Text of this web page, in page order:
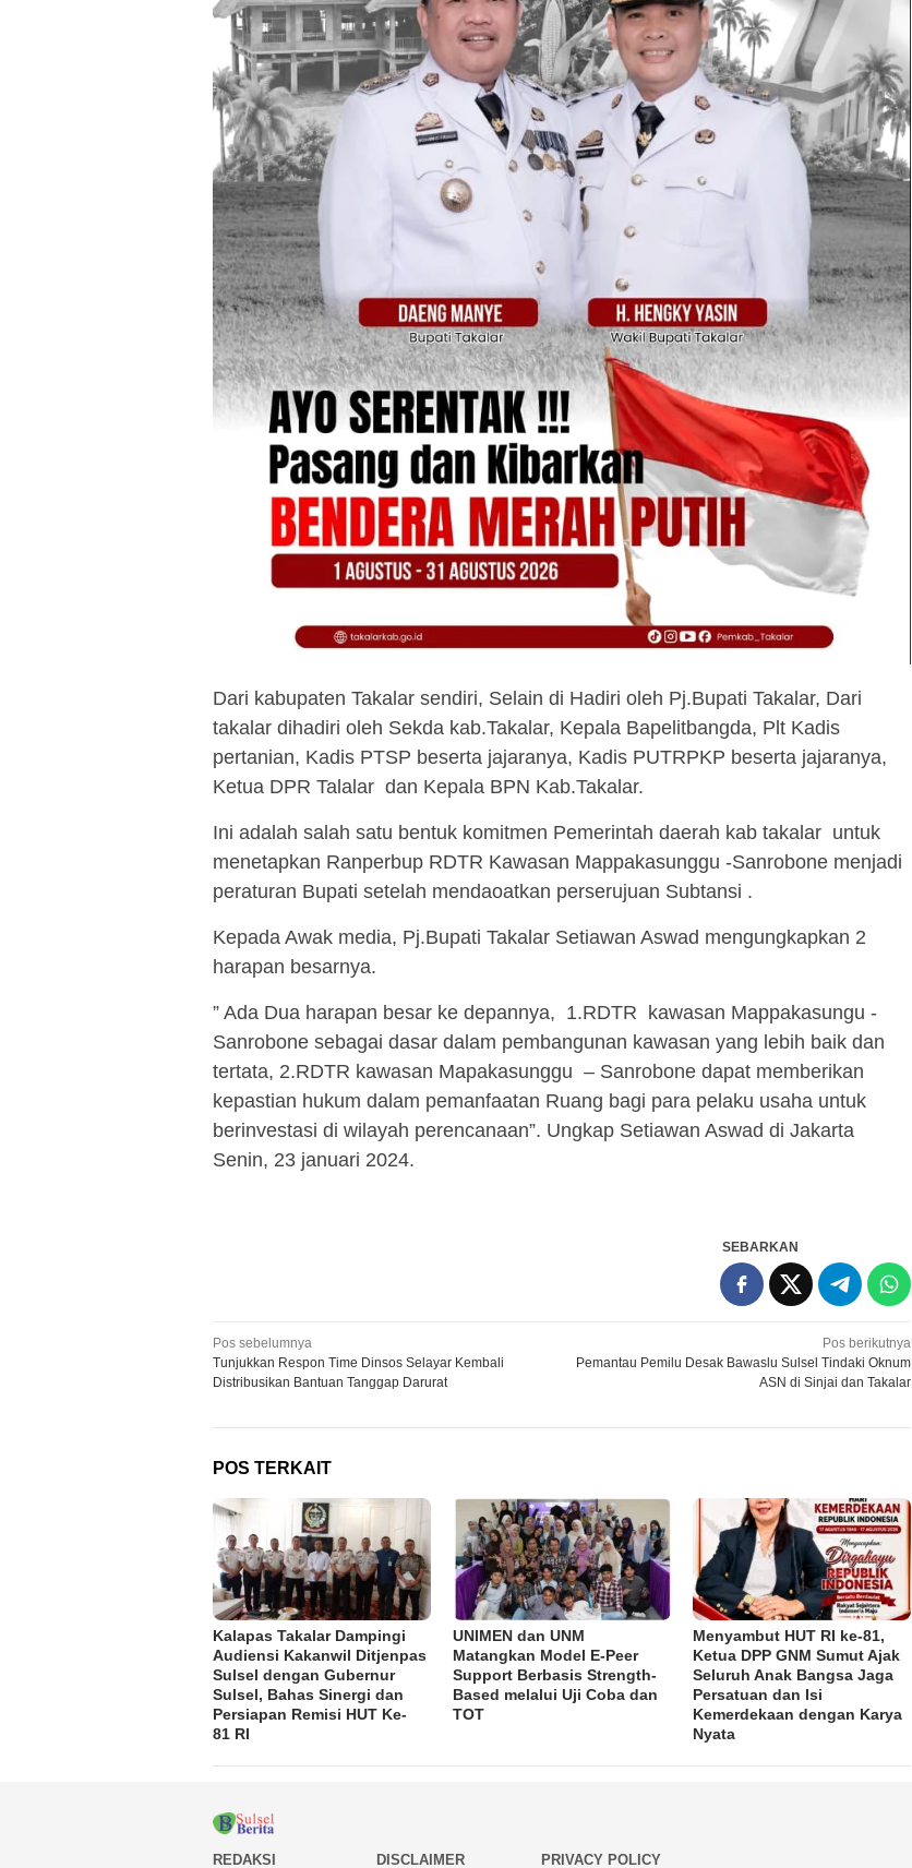
Dari kabupaten Takalar sendiri, Selain di Hadiri oleh Pj.Bupati Takalar, Dari
takalar dihadiri oleh Sekda kab.Takalar, Kepala Bapelitbangda, Plt Kadis
pertanian, Kadis PTSP beserta jajaranya, Kadis PUTRPKP beserta jajaranya,
Ketua DPR Talalar dan Kepala BPN Kab.Takalar.
Ini adalah salah satu bentuk komitmen Pemerintah daerah kab takalar untuk
menetapkan Ranperbup RDTR Kawasan Mappakasunggu -Sanrobone menjadi
peraturan Bupati setelah mendaoatkan perserujuan Subtansi .
Kepada Awak media, Pj.Bupati Takalar Setiawan Aswad mengungkapkan 2
harapan besarnya.
” Ada Dua harapan besar ke depannya, 1.RDTR kawasan Mappakasungu -
Sanrobone sebagai dasar dalam pembangunan kawasan yang lebih baik dan
tertata, 2.RDTR kawasan Mapakasunggu – Sanrobone dapat memberikan
kepastian hukum dalam pemanfaatan Ruang bagi para pelaku usaha untuk
berinvestasi di wilayah perencanaan”. Ungkap Setiawan Aswad di Jakarta
Senin, 23 januari 2024.
SEBARKAN
Navigasi
pos
Pos sebelumnya
Tunjukkan Respon Time Dinsos Selayar Kembali
Distribusikan Bantuan Tanggap Darurat
Pos berikutnya
Pemantau Pemilu Desak Bawaslu Sulsel Tindaki Oknum
ASN di Sinjai dan Takalar
POS TERKAIT
Kalapas Takalar Dampingi
Audiensi Kakanwil Ditjenpas
Sulsel dengan Gubernur
Sulsel, Bahas Sinergi dan
Persiapan Remisi HUT Ke-
81 RI
UNIMEN dan UNM
Matangkan Model E-Peer
Support Berbasis Strength-
Based melalui Uji Coba dan
TOT
Menyambut HUT RI ke-81,
Ketua DPP GNM Sumut Ajak
Seluruh Anak Bangsa Jaga
Persatuan dan Isi
Kemerdekaan dengan Karya
Nyata
REDAKSI DISCLAIMER PRIVACY POLICY